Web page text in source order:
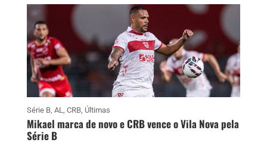
Série B, AL, CRB, Últimas
Mikael marca de novo e CRB vence o Vila Nova pela
Série B